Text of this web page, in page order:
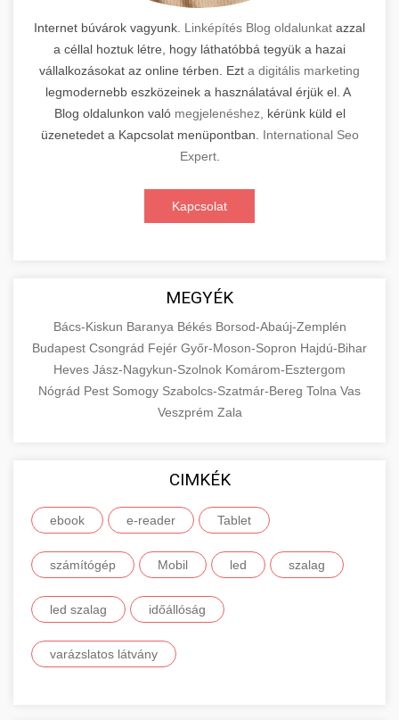
Internet búvárok vagyunk. Linképítés Blog oldalunkat azzal
a céllal hoztuk létre, hogy láthatóbbá tegyük a hazai
vállalkozásokat az online térben. Ezt a digitális marketing
legmodernebb eszközeinek a használatával érjük el. A
Blog oldalunkon való megjelenéshez,
kérünk küld el
üzenetedet a Kapcsolat menüpontban. International Seo
Expert.
Kapcsolat
MEGYÉK
Bács-Kiskun Baranya Békés Borsod-Abaúj-Zemplén
Budapest Csongrád Fejér Győr-Moson-Sopron Hajdú-Bihar
Heves Jász-Nagykun-Szolnok Komárom-Esztergom
Nógrád Pest Somogy Szabolcs-Szatmár-Bereg Tolna Vas
Veszprém Zala
CIMKÉK
ebook e-reader Tablet
számítógép Mobil led szalag
led szalag időállóság
varázslatos látvány